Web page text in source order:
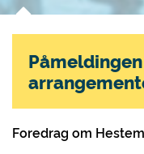
Foredrag om